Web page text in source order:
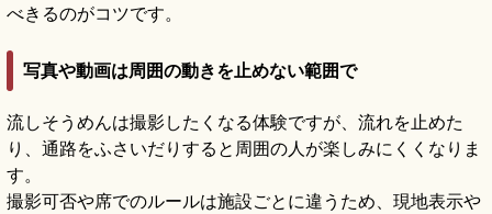
べきるのがコツです。
写真や動画は周囲の動きを止めない範囲で
流しそうめんは撮影したくなる体験ですが、流れを止めた
り、通路をふさいだりすると周囲の人が楽しみにくくなりま
す。
撮影可否や席でのルールは施設ごとに違うため、現地表示や